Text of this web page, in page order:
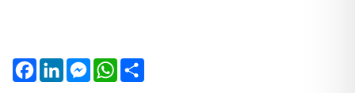
Facebook
LinkedIn
Messenger
WhatsApp